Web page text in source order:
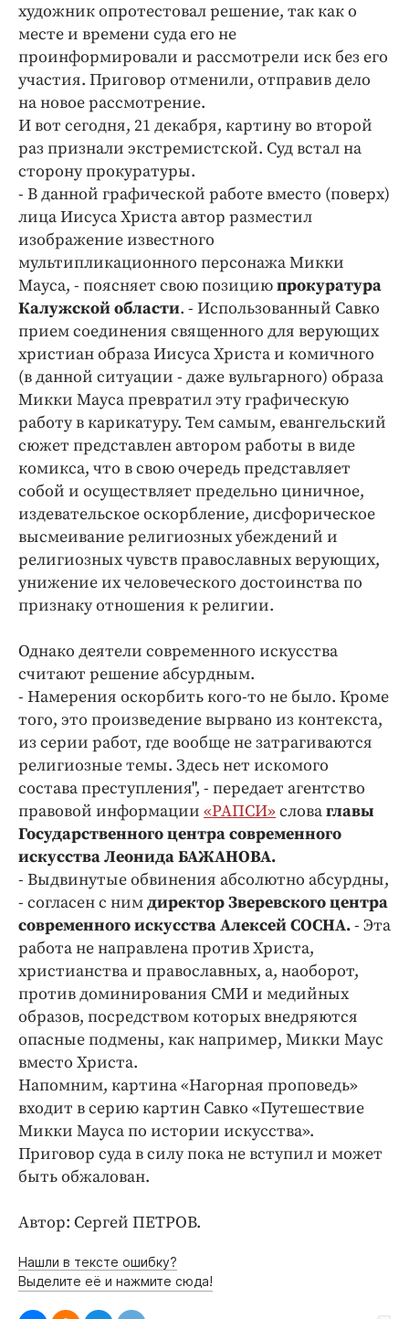
Блоги
Издания
Медиаперсона
Интересное чтиво
Клиника года
Бренд года
Работодатель года
художник опротестовал решение, так как о
месте и времени суда его не
проинформировали и рассмотрели иск без его
участия. Приговор отменили, отправив дело
на новое рассмотрение.
И вот сегодня, 21 декабря, картину во второй
раз признали экстремистской. Суд встал на
сторону прокуратуры.
- В данной графической работе вместо (поверх)
лица Иисуса Христа автор разместил
изображение известного
мультипликационного персонажа Микки
Мауса, - поясняет свою позициюпрокуратура
Калужской области. - Использованный Савко
прием соединения священного для верующих
христиан образа Иисуса Христа и комичного
(в данной ситуации - даже вульгарного) образа
Микки Мауса превратил эту графическую
работу в карикатуру. Тем самым, евангельский
сюжет представлен автором работы в виде
комикса, что в свою очередь представляет
собой и осуществляет предельно циничное,
издевательское оскорбление, дисфорическое
высмеивание религиозных убеждений и
религиозных чувств православных верующих,
унижение их человеческого достоинства по
признаку отношения к религии.
Однако деятели современного искусства
считают решение абсурдным.
- Намерения оскорбить кого-то не было. Кроме
того, это произведение вырвано из контекста,
из серии работ, где вообще не затрагиваются
религиозные темы. Здесь нет искомого
состава преступления", - передает агентство
правовой информации «РАПСИ»словаглавы
Государственного центра современного
искусства Леонида БАЖАНОВА.
- Выдвинутые обвинения абсолютно абсурдны,
- согласен с нимдиректор Зверевского центра
современного искусства Алексей СОСНА.- Эта
работа не направлена против Христа,
христианства и православных, а, наоборот,
против доминирования СМИ и медийных
образов, посредством которых внедряются
опасные подмены, как например, Микки Маус
вместо Христа.
Напомним, картина «Нагорная проповедь»
входит в серию картин Савко «Путешествие
Микки Мауса по истории искусства».
Приговор суда в силу пока не вступил и может
быть обжалован.
Автор: Сергей ПЕТРОВ.
Нашли в тексте ошибку?
Выделите её и нажмите сюда!